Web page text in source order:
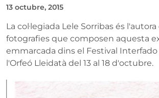
13 octubre, 2015
La col·legiada Lele Sorribas és
fotografies que composen aquesta
emmarcada dins el Festival
l'Orfeó Lleidatà del 13 al 18 d'octubre.